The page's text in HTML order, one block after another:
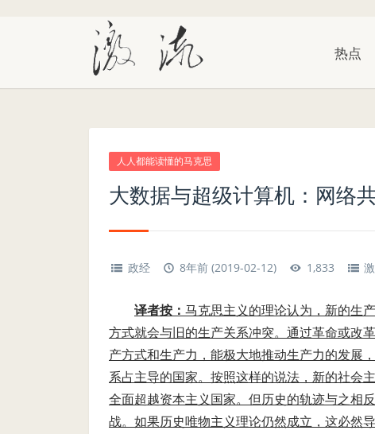
热点
人人都能读懂的马克思
大数据与超级计算机：网络
政经 8年前 (2019-02-12) 1,833
译者按： 马克思主义的理论认为，新的生
方式就会与旧的生产关系冲突。通过革命或改
产方式和生产力，能极大地推动生产力的发展
系占主导的国家。按照这样的说法，新的社会
全面超越资本主义国家。但历史的轨迹与之相
战。如果历史唯物主义理论仍然成立，这必然